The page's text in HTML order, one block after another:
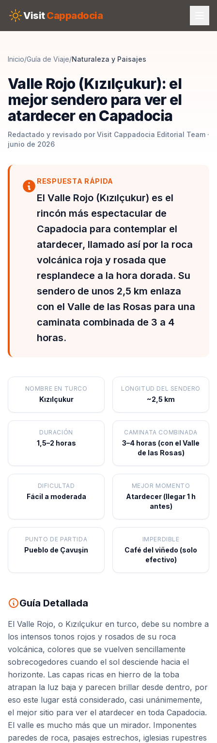
VisitCappadocia
Inicio/Guía de Viaje/Naturaleza y Paisajes
Valle Rojo (Kızılçukur): el
mejor sendero para ver el
atardecer en Capadocia
Redactado y revisado por Visit Cappadocia Editorial Team ·
junio de 2026
RESPUESTA RÁPIDA
El Valle Rojo (Kızılçukur) es el
rincón más espectacular de
Capadocia para contemplar el
atardecer, llamado así por la roca
volcánica roja y rosada que
resplandece a la hora dorada. Su
sendero de unos 2,5 km enlaza
con el Valle de las Rosas para una
caminata combinada de 3 a 4
horas.
NOMBRE EN TURCO
Kızılçukur
LONGITUD DEL SENDERO
~2,5 km
DURACIÓN
1,5–2 horas
CAMINATA COMBINADA
3–4 horas (con el Valle
de las Rosas)
DIFICULTAD
Fácil a moderada
MEJOR MOMENTO
Atardecer (llegar 1 h
antes)
PUNTO DE PARTIDA
Pueblo de Çavuşin
IMPERDIBLE
Café del viñedo (solo
efectivo)
Guía Detallada
El Valle Rojo, o Kızılçukur en turco, debe su nombre a
los intensos tonos rojos y rosados de su roca
volcánica, colores que se vuelven sencillamente
sobrecogedores cuando el sol desciende hacia el
horizonte. Las capas ricas en hierro de la toba
atrapan la luz baja y parecen brillar desde dentro, por
eso este lugar está considerado, casi unánimemente,
el mejor sitio para ver el atardecer en toda Capadocia.
El valle es mucho más que un mirador. Imponentes
paredes de roca, pasajes estrechos, iglesias rupestres